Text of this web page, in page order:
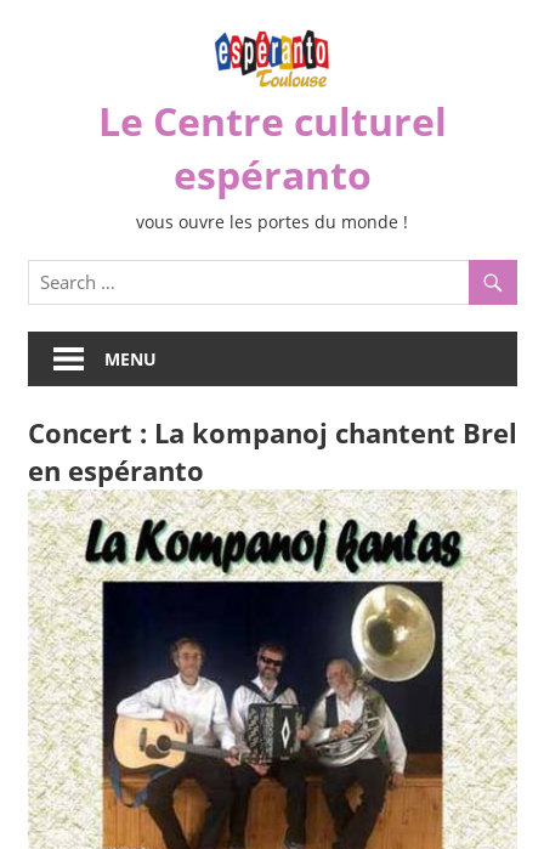
Le Centre culturel
espéranto
vous ouvre les portes du monde !
MENU
Concert : La kompanoj chantent Brel
en espéranto